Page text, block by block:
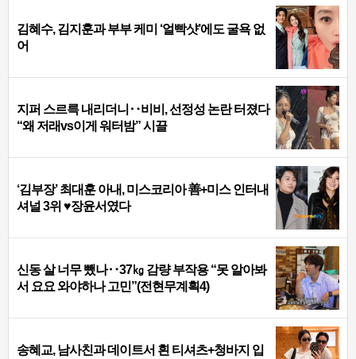
김혜수, 김지훈과 부부 케미 ‘얼빡샷’에도 굴욕 없
어
지퍼 스르륵 내리더니‥비비, 선정성 논란 터졌다
“왜 저래vs이게 워터밤” 시끌
‘김부장’ 최대훈 아내, 미스코리아 善+미스 인터내
셔널 3위 ♥장윤서였다
신동 살 너무 뺐나‥37㎏ 감량 부작용 “못 알아봐
서 요요 와야하나 고민”(전현무계획4)
송혜교, 남사친과 데이트서 흰 티셔츠+청바지 입